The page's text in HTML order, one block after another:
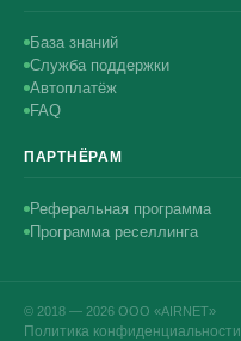
База знаний
Служба поддержки
Автоплатёж
FAQ
ПАРТНЁРАМ
Реферальная программа
Программа реселлинга
© 2018 — 2026 ООО «AIRNET»
Политика конфиденциальности